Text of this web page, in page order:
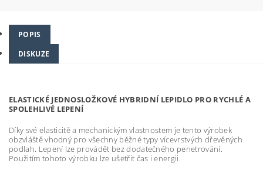
POPIS
DISKUZE
ELASTICKÉ JEDNOSLOŽKOVÉ HYBRIDNÍ LEPIDLO PRO RYCHLÉ A
SPOLEHLIVÉ LEPENÍ
Díky své elasticitě a mechanickým vlastnostem je tento výrobek
obzvláště vhodný pro všechny běžné typy vícevrstvých dřevěných
podlah. Lepení lze provádět bez dodatečného penetrování.
Použitím tohoto výrobku lze ušetřit čas i energii.